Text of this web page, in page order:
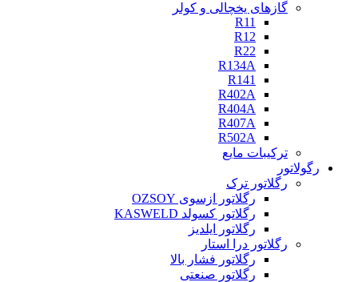
گازهای یخچالی و کولر
R11
R12
R22
R134A
R141
R402A
R404A
R407A
R502A
ترکیبات مایع
رگولاتور
رگلاتور ترک
رگلاتور ازسوی OZSOY
رگلاتور کسولد KASWELD
رگلاتور ایلدیز
رگلاتور درا استار
رگلاتور فشار بالا
رگلاتور صنعتی